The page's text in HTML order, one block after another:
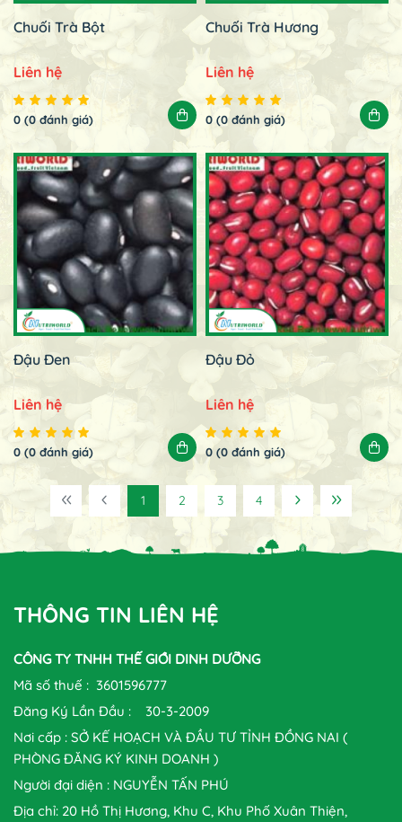
Chuối Trà Bột
Liên hệ
0 (0 đánh giá)
Chuối Trà Hương
Liên hệ
0 (0 đánh giá)
Đậu Đen
Liên hệ
0 (0 đánh giá)
Đậu Đỏ
Liên hệ
0 (0 đánh giá)
1 2 3 4
THÔNG TIN LIÊN HỆ
CÔNG TY TNHH THẾ GIỚI DINH DƯỠNG
Mã số thuế : 3601596777
Đăng Ký Lần Đầu : 30-3-2009
Nơi cấp : SỞ KẾ HOẠCH VÀ ĐẦU TƯ TỈNH ĐỒNG NAI (
PHÒNG ĐĂNG KÝ KINH DOANH )
Người đại diện : NGUYỄN TẤN PHÚ
Địa chỉ: 20 Hồ Thị Hương, Khu C, Khu Phố Xuân Thiện,